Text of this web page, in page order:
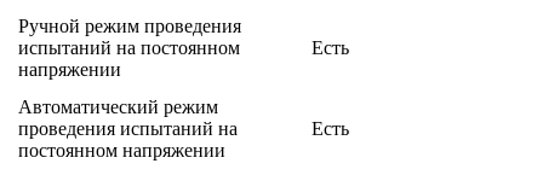
Ручной режим проведения
испытаний на постоянном
напряжении
Есть
Автоматический режим
проведения испытаний на
постоянном напряжении
Есть